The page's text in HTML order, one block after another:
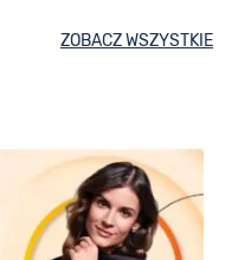
ZOBACZ WSZYSTKIE